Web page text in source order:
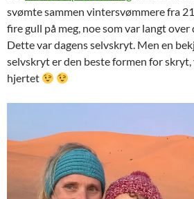
svømte sammen vintersvømmere fra
fire gull på meg, noe som var langt
Dette var dagens selvskryt. Men en
selvskryt er den beste formen for
hjertet